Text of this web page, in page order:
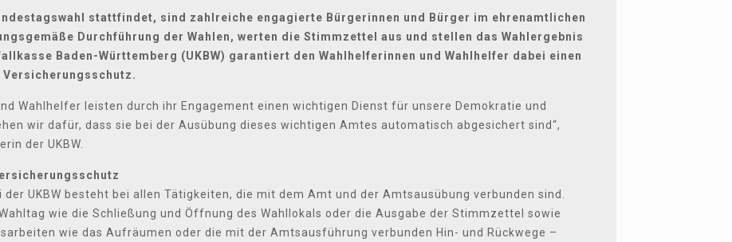
stattfindet, sind zahlreiche engagierte Bürgerinnen und Bürger im ehrenamtlichen
Durchführung der Wahlen, werten die Stimmzettel aus und stellen das Wahlergebnis
Baden-Württemberg (UKBW) garantiert den Wahlhelferinnen und Wahlhelfer dabei einen
Wahlhelfer leisten durch ihr Engagement einen wichtigen Dienst für unsere Demokratie und
wir dafür, dass sie bei der Ausübung dieses wichtigen Amtes automatisch abgesichert sind“,
der UKBW.
UKBW besteht bei allen Tätigkeiten, die mit dem Amt und der Amtsausübung verbunden sind.
wie die Schließung und Öffnung des Wahllokals oder die Ausgabe der Stimmzettel sowie
wie das Aufräumen oder die mit der Amtsausführung verbunden Hin- und Rückwege –